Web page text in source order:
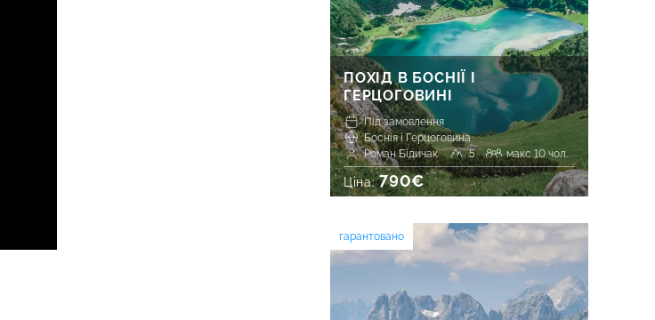
ПОХІД В БОСНІЇ І
ГЕРЦОГОВИНІ
Під замовлення
Боснія і Герцоговина
Роман Бідичак
5 макс 10 чол.
Ціна:790€
гарантовано